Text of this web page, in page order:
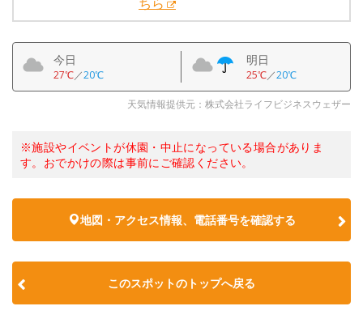
今日
27℃／20℃
明日
25℃／20℃
天気情報提供元：株式会社ライフビジネスウェザー
※施設やイベントが休園・中止になっている場合がありま
す。おでかけの際は事前にご確認ください。
地図・アクセス情報、電話番号を確認する
このスポットのトップへ戻る